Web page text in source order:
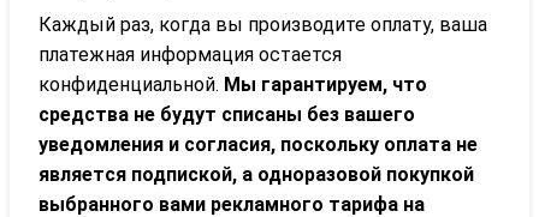
Каждый раз, когда вы производите оплату, ваша
платежная информация остается
конфиденциальной. Мы гарантируем, что
средства не будут списаны без вашего
уведомления и согласия, поскольку оплата не
является подпиской, а одноразовой покупкой
выбранного вами рекламного тарифа на